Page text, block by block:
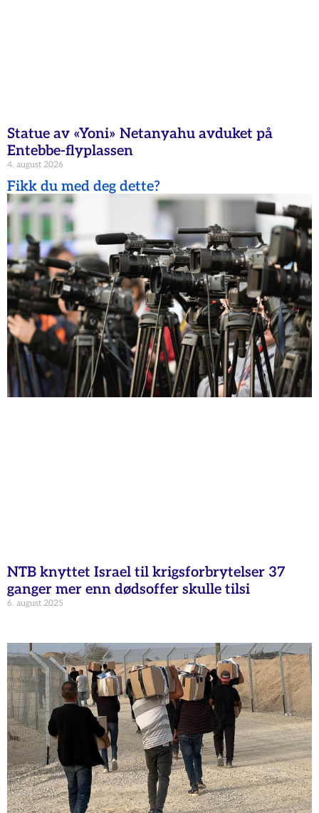
Statue av «Yoni» Netanyahu avduket på
Entebbe-flyplassen
4. august 2026
Fikk du med deg dette?
NTB knyttet Israel til krigsforbrytelser 37
ganger mer enn dødsoffer skulle tilsi
6. august 2025